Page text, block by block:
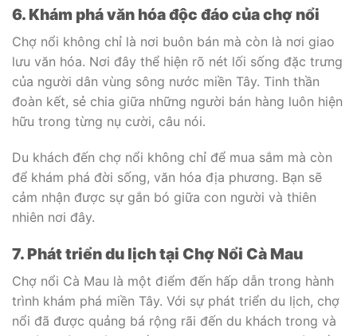
6. Khám phá văn hóa độc đáo của chợ nổi
Chợ nổi không chỉ là nơi buôn bán mà còn là nơi giao
lưu văn hóa. Nơi đây thể hiện rõ nét lối sống đặc trưng
của người dân vùng sông nước miền Tây. Tinh thần
đoàn kết, sẻ chia giữa những người bán hàng luôn hiện
hữu trong từng nụ cười, câu nói.
Du khách đến chợ nổi không chỉ để mua sắm mà còn
để khám phá đời sống, văn hóa địa phương. Bạn sẽ
cảm nhận được sự gắn bó giữa con người và thiên
nhiên nơi đây.
7. Phát triển du lịch tại Chợ Nổi Cà Mau
Chợ nổi Cà Mau là một điểm đến hấp dẫn trong hành
trình khám phá miền Tây. Với sự phát triển du lịch, chợ
nổi đã được quảng bá rộng rãi đến du khách trong và